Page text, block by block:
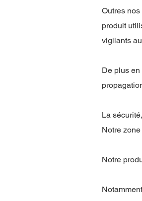
Outres
produit
vigilants
De plus en
La
Notre
Notre